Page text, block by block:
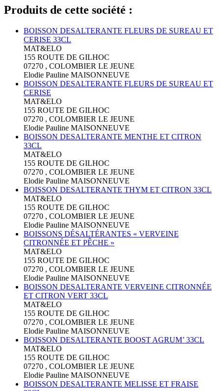
Produits de cette société :
BOISSON DESALTERANTE FLEURS DE SUREAU ET
CERISE 33CL
MAT&ELO
155 ROUTE DE GILHOC
07270 , COLOMBIER LE JEUNE
Elodie Pauline MAISONNEUVE
BOISSON DESALTERANTE FLEURS DE SUREAU ET
CERISE
MAT&ELO
155 ROUTE DE GILHOC
07270 , COLOMBIER LE JEUNE
Elodie Pauline MAISONNEUVE
BOISSON DESALTERANTE MENTHE ET CITRON
33CL
MAT&ELO
155 ROUTE DE GILHOC
07270 , COLOMBIER LE JEUNE
Elodie Pauline MAISONNEUVE
BOISSON DESALTERANTE THYM ET CITRON 33CL
MAT&ELO
155 ROUTE DE GILHOC
07270 , COLOMBIER LE JEUNE
Elodie Pauline MAISONNEUVE
BOISSONS DÉSALTÉRANTES « VERVEINE
CITRONNÉE ET PÊCHE »
MAT&ELO
155 ROUTE DE GILHOC
07270 , COLOMBIER LE JEUNE
Elodie Pauline MAISONNEUVE
BOISSON DESALTERANTE VERVEINE CITRONNÉE
ET CITRON VERT 33CL
MAT&ELO
155 ROUTE DE GILHOC
07270 , COLOMBIER LE JEUNE
Elodie Pauline MAISONNEUVE
BOISSON DESALTERANTE BOOST AGRUM’ 33CL
MAT&ELO
155 ROUTE DE GILHOC
07270 , COLOMBIER LE JEUNE
Elodie Pauline MAISONNEUVE
BOISSON DESALTERANTE MELISSE ET FRAISE